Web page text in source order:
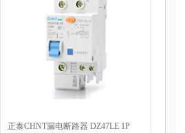
正泰CHNT漏电断路器 DZ47LE 1P